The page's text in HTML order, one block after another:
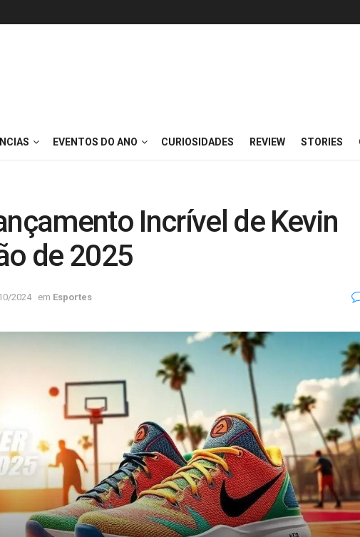
EVENTOS DO ANO CURIOSIDADES REVIEW STORIES
Incrível de Kevin
de 2025
2024 em Esportes